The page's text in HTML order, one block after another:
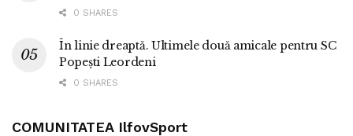
0 SHARES
În linie dreaptă. Ultimele două amicale pentru SC
Popești Leordeni
0 SHARES
COMUNITATEA IlfovSport